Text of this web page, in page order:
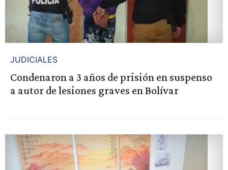
JUDICIALES
Condenaron a 3 años de prisión en suspenso
a autor de lesiones graves en Bolívar